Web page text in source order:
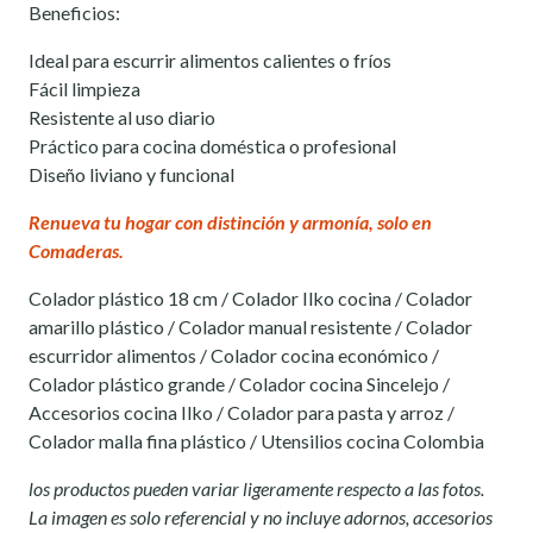
Beneficios:
Ideal para escurrir alimentos calientes o fríos
Fácil limpieza
Resistente al uso diario
Práctico para cocina doméstica o profesional
Diseño liviano y funcional
Renueva tu hogar con distinción y armonía, solo en
Comaderas.
Colador plástico 18 cm / Colador Ilko cocina / Colador
amarillo plástico / Colador manual resistente / Colador
escurridor alimentos / Colador cocina económico /
Colador plástico grande / Colador cocina Sincelejo /
Accesorios cocina Ilko / Colador para pasta y arroz /
Colador malla fina plástico / Utensilios cocina Colombia
los productos pueden variar ligeramente respecto a las fotos.
La imagen es solo referencial y no incluye adornos, accesorios